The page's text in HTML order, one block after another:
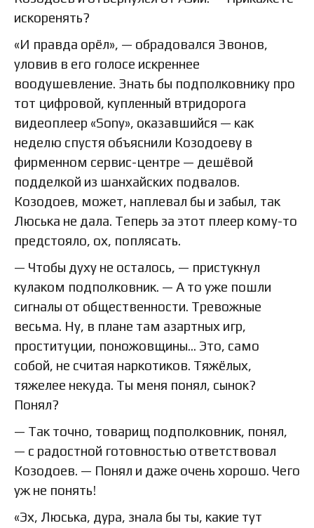
искоренять?
«И правда орёл», — обрадовался Звонов,
уловив в его голосе искреннее
воодушевление. Знать бы подполковнику про
тот цифровой, купленный втридорога
видеоплеер «Sony», оказавшийся — как
неделю спустя объяснили Козодоеву в
фирменном сервис-центре — дешёвой
подделкой из шанхайских подвалов.
Козодоев, может, наплевал бы и забыл, так
Люська не дала. Теперь за этот плеер кому-то
предстояло, ох, поплясать.
— Чтобы духу не осталось, — пристукнул
кулаком подполковник. — А то уже пошли
сигналы от общественности. Тревожные
весьма. Ну, в плане там азартных игр,
проституции, поножовщины… Это, само
собой, не считая наркотиков. Тяжёлых,
тяжелее некуда. Ты меня понял, сынок?
Понял?
— Так точно, товарищ подполковник, понял,
— с радостной готовностью ответствовал
Козодоев. — Понял и даже очень хорошо. Чего
уж не понять!
«Эх, Люська, дура, знала бы ты, какие тут